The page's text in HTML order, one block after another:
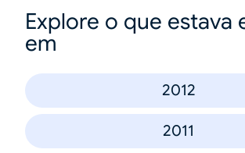
Explore o que estava
em
2012
2011